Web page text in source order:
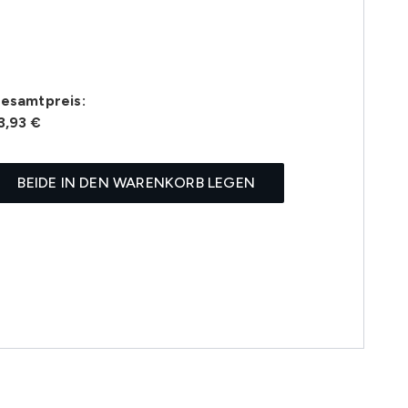
€
BEIDE IN DEN WARENKORB LEGEN